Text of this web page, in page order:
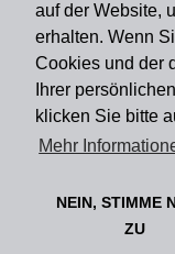
auf der Website,
erhalten. Wenn
Cookies und der
Ihrer
klicken Sie bitte
Mehr
NEIN, STIMME
ZU
Du findest uns auch
Informationen
Impressum Widerruf
Mytailor croodles